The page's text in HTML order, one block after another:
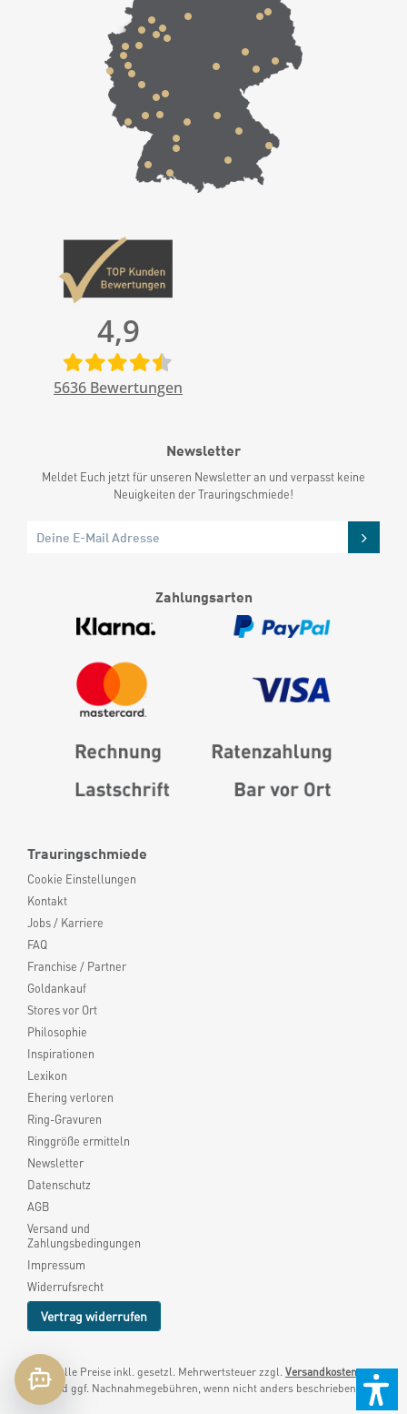
Trauringschmiede
Cookie Einstellungen
Kontakt
Jobs / Karriere
FAQ
Franchise / Partner
Goldankauf
Stores vor Ort
Philosophie
Inspirationen
Lexikon
Ehering verloren
Ring-Gravuren
Ringgröße ermitteln
Newsletter
Datenschutz
AGB
Versand und
Zahlungsbedingungen
Impressum
Widerrufsrecht
Vertrag widerrufen
4,9
5636 Bewertungen
Newsletter
Meldet Euch jetzt für unseren Newsletter an und verpasst keine
Neuigkeiten der Trauringschmiede!
Zahlungsarten
* Alle Preise inkl. gesetzl. Mehrwertsteuer zzgl. Versandkosten
und ggf. Nachnahmegebühren, wenn nicht anders beschrieben.